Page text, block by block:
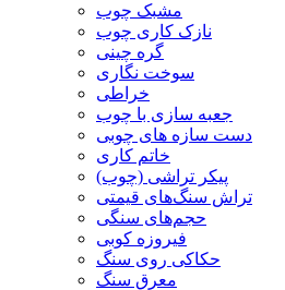
مشبک چوب
نازک کاری چوب
گره چینی
سوخت نگاری
خراطی
جعبه سازی با چوب
دست سازه های چوبی
خاتم کاری
پیکر تراشی (چوب)
تراش سنگ‌های قیمتی
حجم‌های سنگی
فیروزه کوبی
حکاکی روی سنگ
معرق سنگ